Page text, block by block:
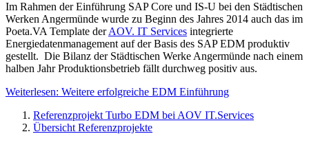
Im Rahmen der Einführung SAP Core und IS-U bei den Städtischen
Werken Angermünde wurde zu Beginn des Jahres 2014 auch das im
Poeta.VA Template derAOV. IT Services integrierte
Energiedatenmanagement auf der Basis des SAP EDM produktiv
gestellt. Die Bilanz der Städtischen Werke Angermünde nach einem
halben Jahr Produktionsbetrieb fällt durchweg positiv aus.
Weiterlesen: Weitere erfolgreiche EDM Einführung
Referenzprojekt Turbo EDM bei AOV IT.Services
Übersicht Referenzprojekte